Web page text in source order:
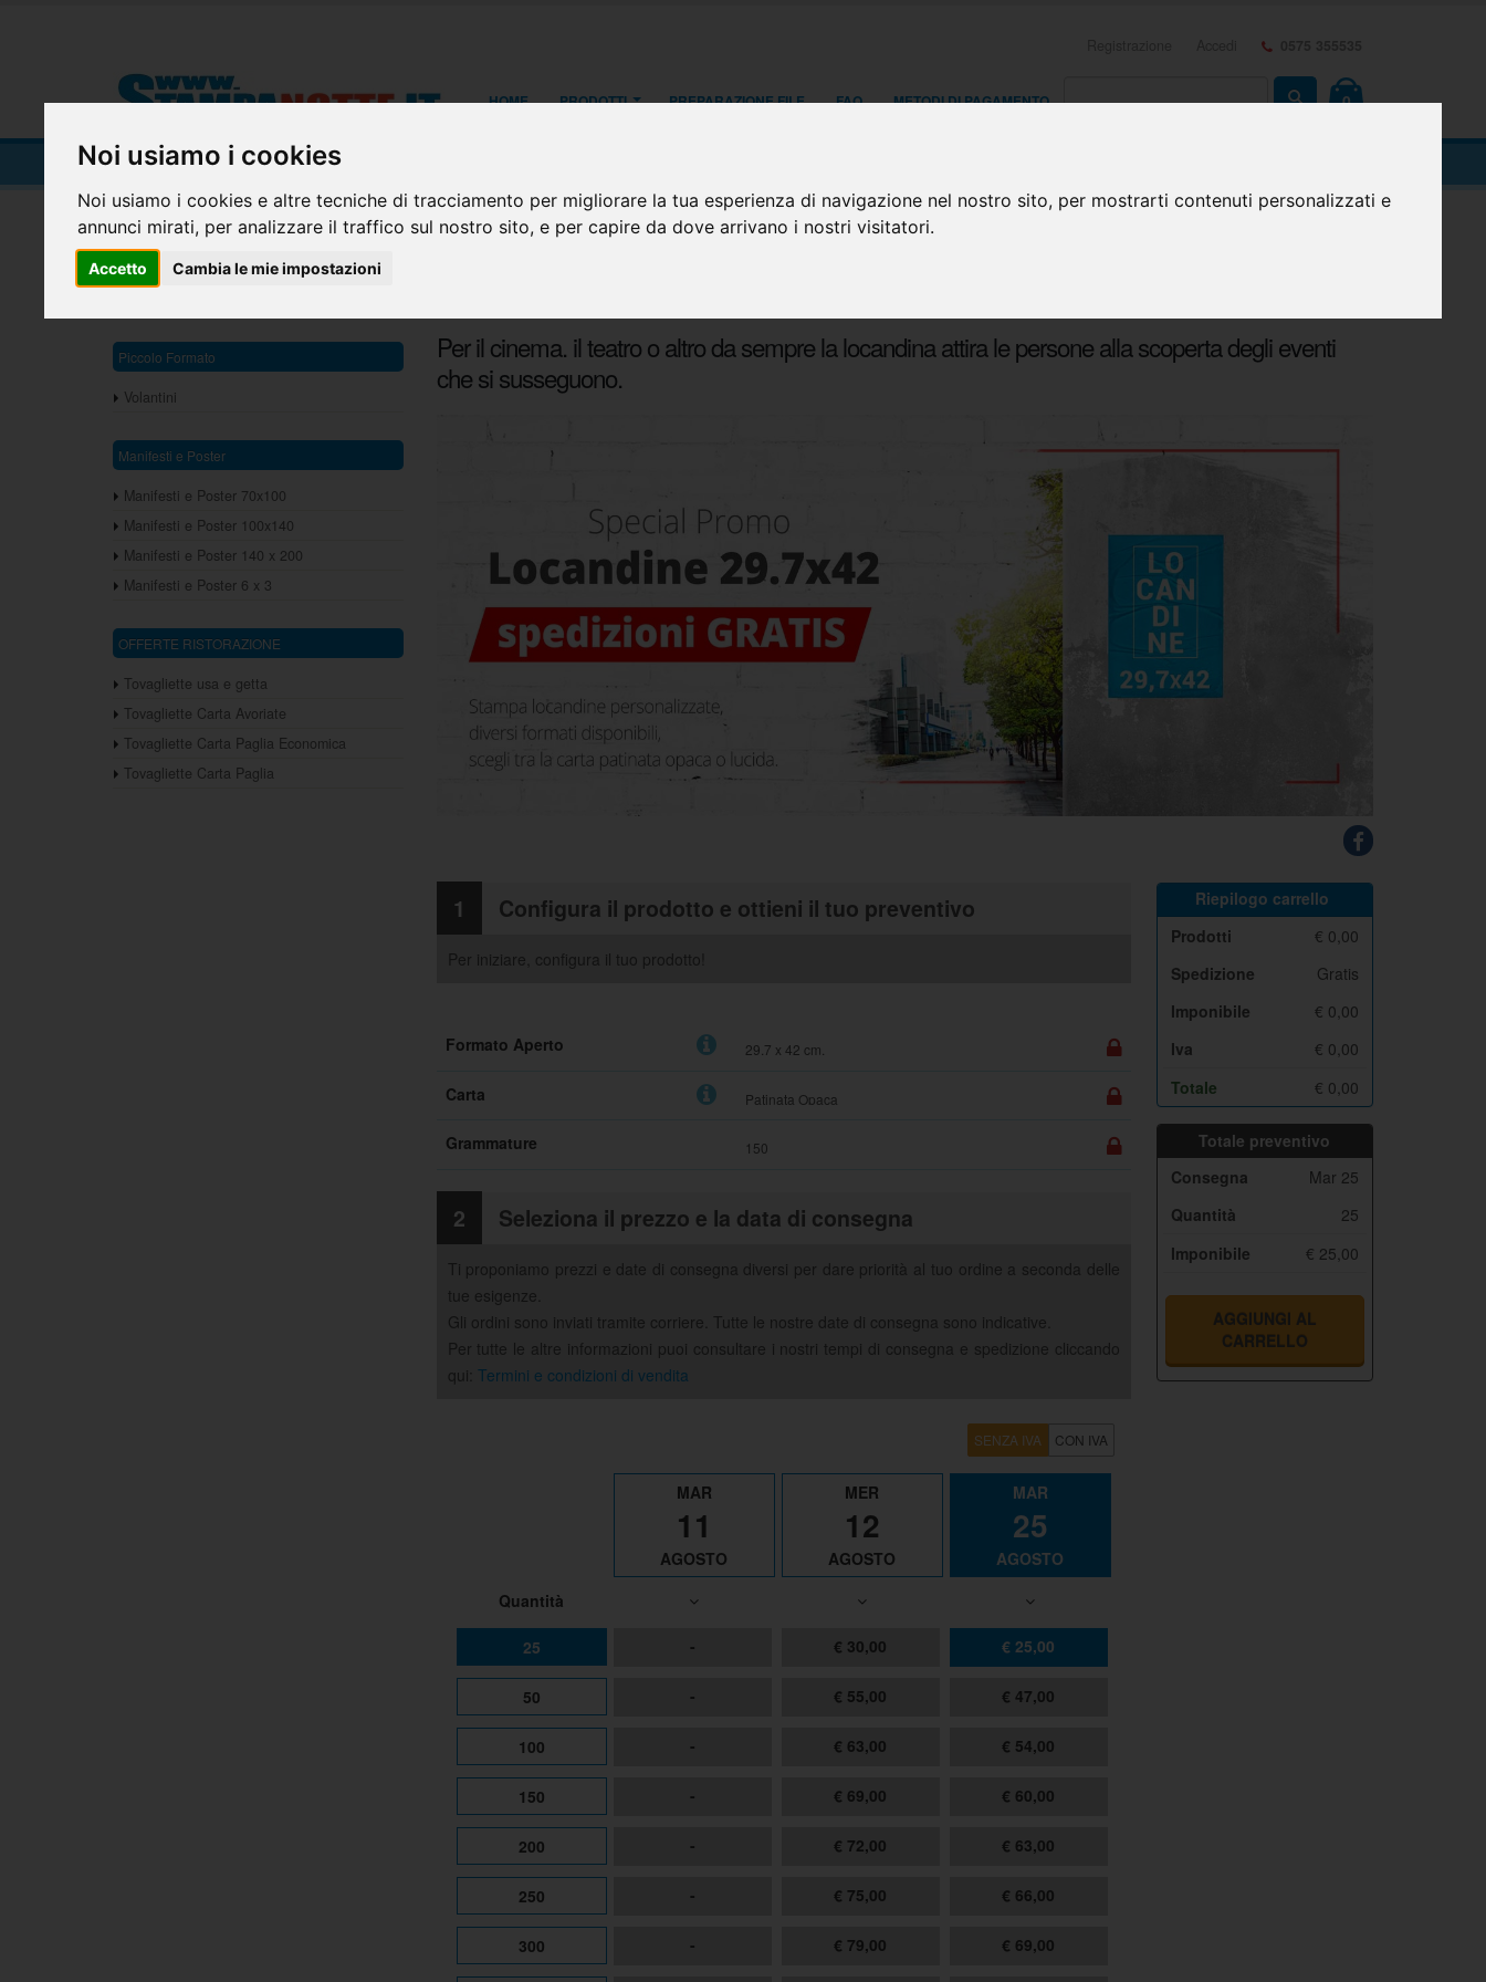
Noi usiamo i cookies
Noi usiamo i cookies e altre tecniche di tracciamento per migliorare la tua esperienza di navigazione nel nostro sito, per mostrarti contenuti personalizzati e
annunci mirati, per analizzare il traffico sul nostro sito, e per capire da dove arrivano i nostri visitatori.
Accetto Cambia le mie impostazioni
0
HOME PRODOTTI PREPARAZIONE FILE FAQ METODI DI PAGAMENTO
LOCANDINE
Home Piccolo Formato Locandine Locandine
100 Manifesti 70x100 cm.
Piccolo Formato
Volantini
Manifesti e Poster
Manifesti e Poster 70x100
Manifesti e Poster 100x140
Manifesti e Poster 140 x 200
Manifesti e Poster 6 x 3
OFFERTE RISTORAZIONE
Tovagliette usa e getta
Tovagliette Carta Avoriate
Tovagliette Carta Paglia Economica
Tovagliette Carta Paglia
Per il cinema. il teatro o altro da sempre la locandina attira le persone alla scoperta degli eventi
che si susseguono.
1 Configura il prodotto e ottieni il tuo preventivo
Per iniziare, configura il tuo prodotto!
Formato Aperto
Carta
Grammature
2 Seleziona il prezzo e la data di consegna
Ti proponiamo prezzi e date di consegna diversi per dare priorità al tuo ordine a seconda delle
tue esigenze.
Gli ordini sono inviati tramite corriere. Tutte le nostre date di consegna sono indicative.
Per tutte le altre informazioni puoi consultare i nostri tempi di consegna e spedizione cliccando
qui: Termini e condizioni di vendita
MAR
11
AGOSTO
MER
12
AGOSTO
MAR
25
AGOSTO
Quantità
25 - € 30,00 € 25,00
50 - € 55,00 € 47,00
100 - € 63,00 € 54,00
150 - € 69,00 € 60,00
200 - € 72,00 € 63,00
250 - € 75,00 € 66,00
300 - € 79,00 € 69,00
Riepilogo carrello
Prodotti
€ 0,00
Spedizione
Gratis
Imponibile
€ 0,00
Iva
€ 0,00
Totale
€ 0,00
Totale preventivo
Consegna
Mar 25
Quantità
25
Imponibile
€ 25,00
AGGIUNGI AL
CARRELLO